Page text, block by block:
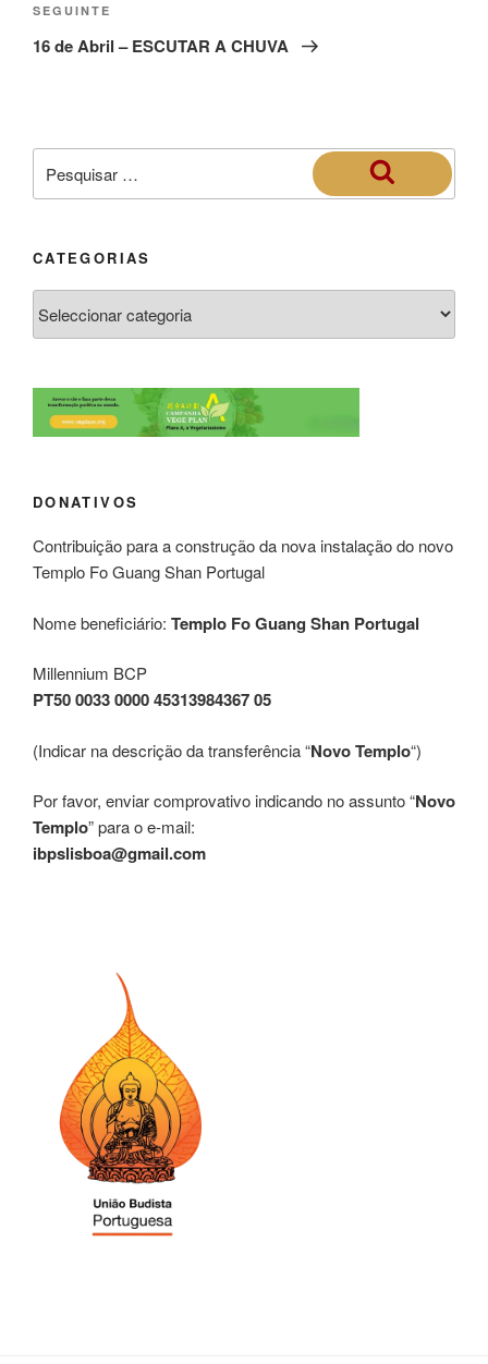
SEGUINTE
16 de Abril – ESCUTAR A CHUVA
CATEGORIAS
DONATIVOS
Contribuição para a construção da nova instalação do novo
Templo Fo Guang Shan Portugal
Nome beneficiário: Templo Fo Guang Shan Portugal
Millennium BCP
PT50 0033 0000 45313984367 05
(Indicar na descrição da transferência “Novo Templo“)
Por favor, enviar comprovativo indicando no assunto “Novo
Templo” para o e-mail:
ibpslisboa@gmail.com